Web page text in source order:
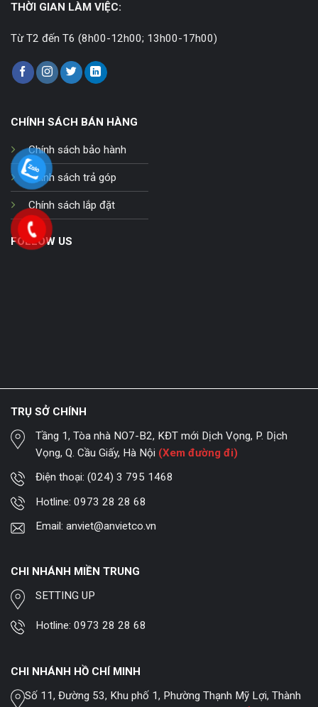
THỜI GIAN LÀM VIỆC:
Từ T2 đến T6 (8h00-12h00; 13h00-17h00)
CHÍNH SÁCH BÁN HÀNG
Chính sách bảo hành
Chính sách trả góp
Chính sách lắp đặt
FOLLOW US
TRỤ SỞ CHÍNH
Tầng 1, Tòa nhà NO7-B2, KĐT mới Dịch Vọng, P. Dịch
Vọng, Q. Cầu Giấy, Hà Nội (Xem đường đi)
Điện thoại:(024) 3 795 1468
Hotline:0973 28 28 68
Email:anviet@anvietco.vn
CHI NHÁNH MIỀN TRUNG
SETTING UP
Hotline:0973 28 28 68
CHI NHÁNH HỒ CHÍ MINH
Số 11, Đường 53, Khu phố 1, Phường Thạnh Mỹ Lợi, Thành